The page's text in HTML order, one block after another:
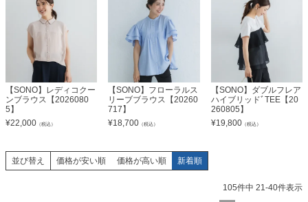
【SONO】レディコクー
ンブラウス【2026080
5】
¥22,000 （税込）
【SONO】フローラルス
リーブブラウス【20260
717】
¥18,700 （税込）
【SONO】ダブルフレア
ハイブリッドﾞTEE【20
260805】
¥19,800（税込）
並び替え 価格が安い順 価格が高い順 新着順
105件中 21-40件表示